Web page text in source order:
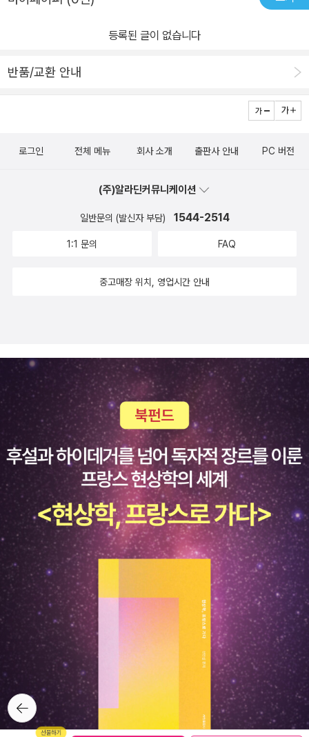
누는 방법은 무엇인지 등에 관한 이 책의 내용은 독자에게 매우 구체
하지만 정작 자신의 삶이 유쾌하다고 생각하는 사람은 많지 않은 듯
해 충분히 숙고하지 않고 유쾌하게 사는 방법을 너무 단순하게 생각
간편하고 강렬하지만 우리에게 근본적인 유쾌함을 가져다주지는 않
보며 삶을 성찰할 때” 각자 진정으로 유쾌해질 수 있는 방법을 비로소
찾을 수 있을 것이다. 보기만 해도 일상이 기분 좋아지는 마법 라울 뒤
패션 디자이너로 활동한 라울 뒤피(Raoul Dufy)는 삶의 기쁨을 다
축제 등에서 즐거움을 경험하는 사람들의 모습을 포착한 그의 작품에
로 표지와 본문을 디자인하여 유쾌한 삶을 찬미하는 글과 그림을 함
께 즐길 수 있도록 했다. 악셀 하케의 위트 있는 글과 라울 뒤피의 아
름다운 그림은 독자들에게 “책을 펼치자마자 미소를 짓는” 특별한 경
험을 선사할 것이다.
등록된 글이 없습니다
반품/교환 안내
뒤로가
기
로그인 전체 메뉴 회사 소개 출판사 안내 PC 버전
(주)알라딘커뮤니케이션
일반문의 (발신자 부담) 1544-2514
1:1 문의 FAQ
중고매장 위치, 영업시간 안내